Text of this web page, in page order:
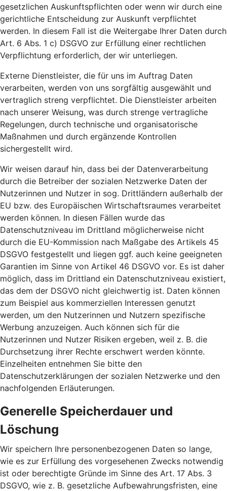
gesetzlichen Auskunftspflichten oder wenn wir durch eine
gerichtliche Entscheidung zur Auskunft verpflichtet
werden. In diesem Fall ist die Weitergabe Ihrer Daten durch
Art. 6 Abs. 1 c) DSGVO zur Erfüllung einer rechtlichen
Verpflichtung erforderlich, der wir unterliegen.
Externe Dienstleister, die für uns im Auftrag Daten
verarbeiten, werden von uns sorgfältig ausgewählt und
vertraglich streng verpflichtet. Die Dienstleister arbeiten
nach unserer Weisung, was durch strenge vertragliche
Regelungen, durch technische und organisatorische
Maßnahmen und durch ergänzende Kontrollen
sichergestellt wird.
Wir weisen darauf hin, dass bei der Datenverarbeitung
durch die Betreiber der sozialen Netzwerke Daten der
Nutzerinnen und Nutzer in sog. Drittländern außerhalb der
EU bzw. des Europäischen Wirtschaftsraumes verarbeitet
werden können. In diesen Fällen wurde das
Datenschutzniveau im Drittland möglicherweise nicht
durch die EU-Kommission nach Maßgabe des Artikels 45
DSGVO festgestellt und liegen ggf. auch keine geeigneten
Garantien im Sinne von Artikel 46 DSGVO vor. Es ist daher
möglich, dass im Drittland ein Datenschutzniveau existiert,
das dem der DSGVO nicht gleichwertig ist. Daten können
zum Beispiel aus kommerziellen Interessen genutzt
werden, um den Nutzerinnen und Nutzern spezifische
Werbung anzuzeigen. Auch können sich für die
Nutzerinnen und Nutzer Risiken ergeben, weil z. B. die
Durchsetzung ihrer Rechte erschwert werden könnte.
Einzelheiten entnehmen Sie bitte den
Datenschutzerklärungen der sozialen Netzwerke und den
nachfolgenden Erläuterungen.
Generelle Speicherdauer und
Löschung
Wir speichern Ihre personenbezogenen Daten so lange,
wie es zur Erfüllung des vorgesehenen Zwecks notwendig
ist oder berechtigte Gründe im Sinne des Art. 17 Abs. 3
DSGVO, wie z. B. gesetzliche Aufbewahrungsfristen, eine